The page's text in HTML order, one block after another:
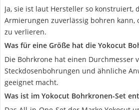
Ja, sie ist laut Hersteller so konstruiert,
Armierungen zuverlässig bohren kann,
zu verlieren.
Was für eine Größe hat die Yokocut
Die Bohrkrone hat einen Durchmesser
Steckdosenbohrungen und ähnliche
geeignet macht.
Was ist im Yokocut Bohrkronen-Set